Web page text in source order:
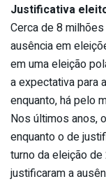
Justificativa
Cerca de 8
ausência em
em uma eleição
a expectativa para
enquanto, há pelo
Nos últimos anos,
enquanto o de
turno da eleição
justificaram a